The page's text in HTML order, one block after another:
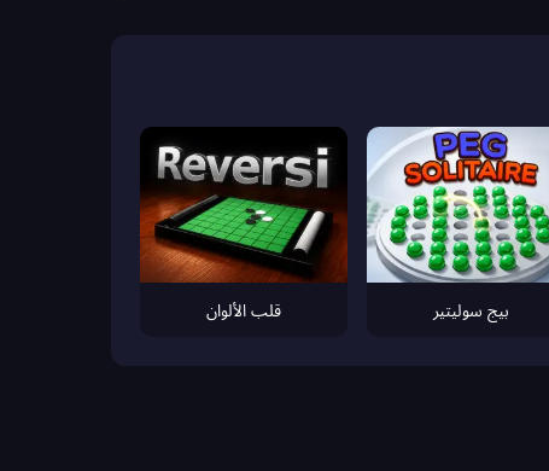
بيج سوليتير قلب الألوان